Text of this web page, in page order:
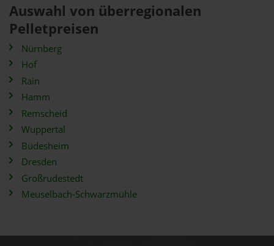
Auswahl von überregionalen
Pelletpreisen
Nürnberg
Hof
Rain
Hamm
Remscheid
Wuppertal
Büdesheim
Dresden
Großrudestedt
Meuselbach-Schwarzmühle